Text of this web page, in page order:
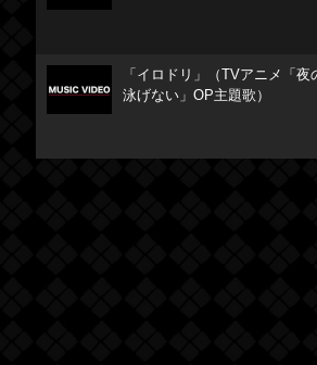
「イロドリ」（TVアニメ「夜
泳げない」OP主題歌）